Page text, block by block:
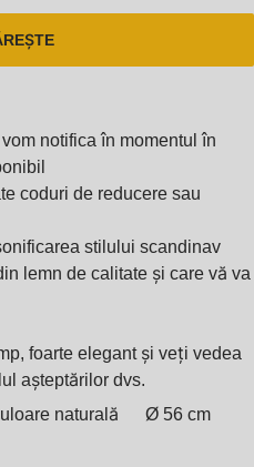
notifica în momentul în
coduri de reducere sau
stilului scandinav
lemn de calitate și care vă va
foarte elegant și veți vedea
așteptărilor dvs.
naturală
Ø 56 cm